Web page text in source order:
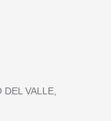
VALLE,